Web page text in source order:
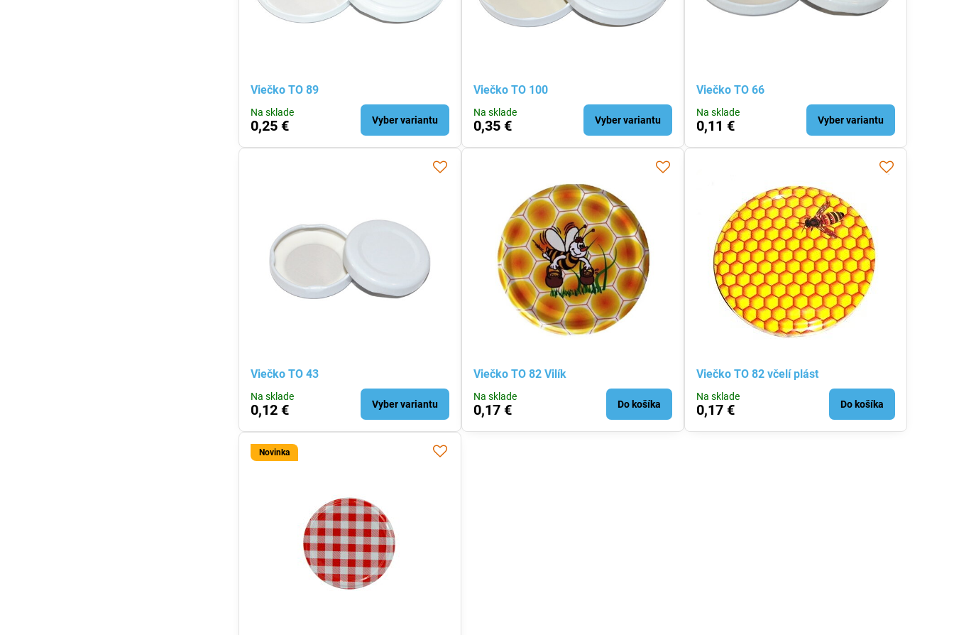
Viečko TO 89
Na sklade
0,25 € Vyber variantu
Viečko TO 100
Na sklade
0,35 € Vyber variantu
Viečko TO 66
Na sklade
0,11 € Vyber variantu
Viečko TO 43
Na sklade
0,12 € Vyber variantu
Viečko TO 82 Vilík
Na sklade
0,17 € Do košíka
Viečko TO 82 včelí plást
Na sklade
0,17 € Do košíka
Novinka